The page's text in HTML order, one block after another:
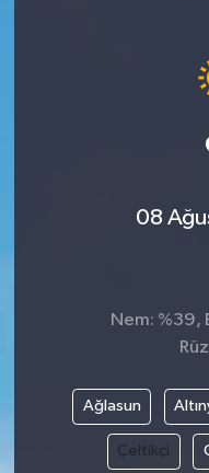
08
Nem: %39,
Ağlasun
Çeltikçi
Korkut
Malazgirt